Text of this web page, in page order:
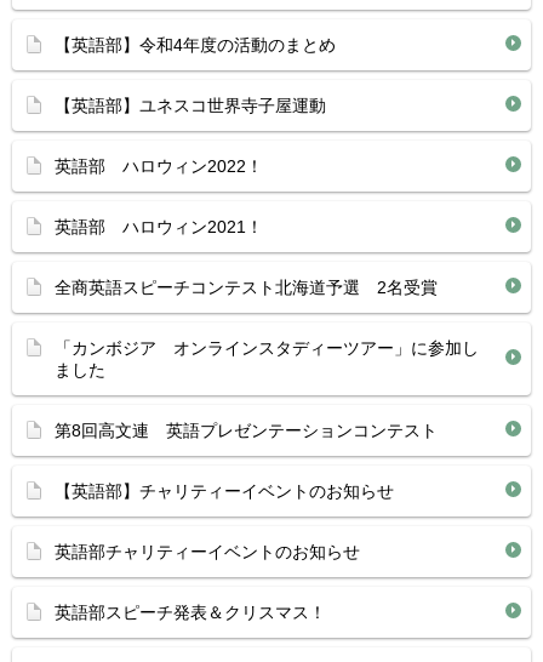
【英語部】令和4年度の活動のまとめ
【英語部】ユネスコ世界寺子屋運動
英語部 ハロウィン2022！
英語部 ハロウィン2021！
全商英語スピーチコンテスト北海道予選 2名受賞
「カンボジア オンラインスタディーツアー」に参加し
ました
第8回高文連 英語プレゼンテーションコンテスト
【英語部】チャリティーイベントのお知らせ
英語部チャリティーイベントのお知らせ
英語部スピーチ発表＆クリスマス！